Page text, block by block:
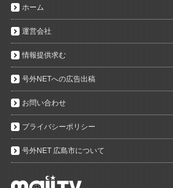
ホーム
運営会社
情報提供求む
号外NETへの広告出稿
お問い合わせ
プライバシーポリシー
号外NET 広島市について